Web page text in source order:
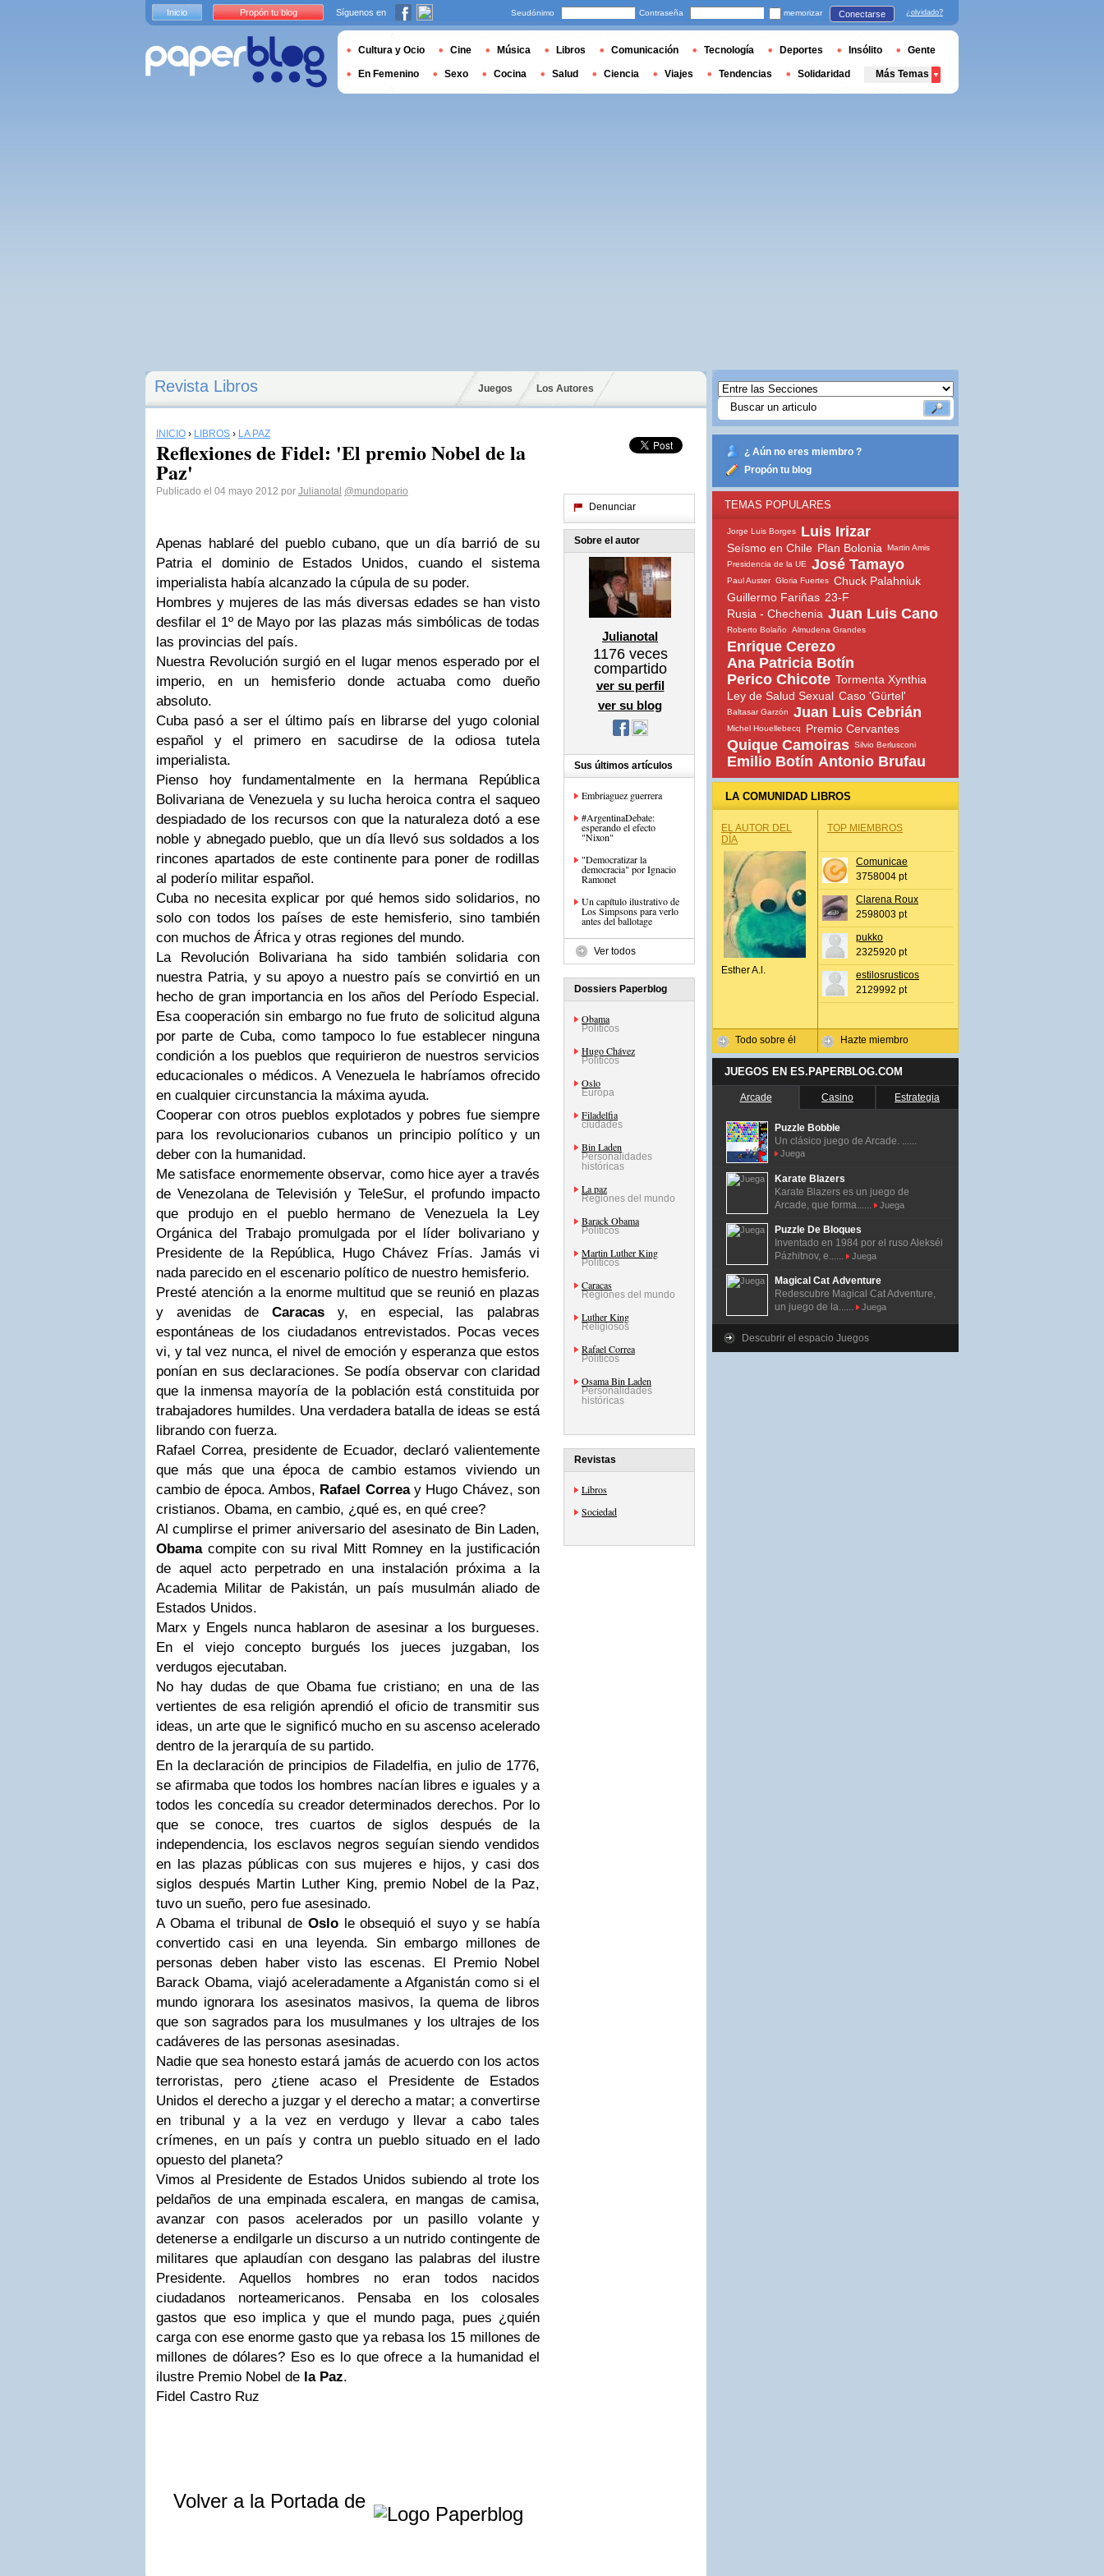
Revista Libros Juegos Los Autores
INICIO › LIBROS › LA PAZ
Reflexiones de Fidel: 'El premio Nobel de la
Paz'
Publicado el 04 mayo 2012 por Julianotal @mundopario
Apenas hablaré del pueblo cubano, que un día barrió de su
Patria el dominio de Estados Unidos, cuando el sistema
imperialista había alcanzado la cúpula de su poder.
Hombres y mujeres de las más diversas edades se han visto
desfilar el 1º de Mayo por las plazas más simbólicas de todas
las provincias del país.
Nuestra Revolución surgió en el lugar menos esperado por el
imperio, en un hemisferio donde actuaba como dueño
absoluto.
Cuba pasó a ser el último país en librarse del yugo colonial
español y el primero en sacudirse de la odiosa tutela
imperialista.
Pienso hoy fundamentalmente en la hermana República
Bolivariana de Venezuela y su lucha heroica contra el saqueo
despiadado de los recursos con que la naturaleza dotó a ese
noble y abnegado pueblo, que un día llevó sus soldados a los
rincones apartados de este continente para poner de rodillas
al poderío militar español.
Cuba no necesita explicar por qué hemos sido solidarios, no
solo con todos los países de este hemisferio, sino también
con muchos de África y otras regiones del mundo.
La Revolución Bolivariana ha sido también solidaria con
nuestra Patria, y su apoyo a nuestro país se convirtió en un
hecho de gran importancia en los años del Período Especial.
Esa cooperación sin embargo no fue fruto de solicitud alguna
por parte de Cuba, como tampoco lo fue establecer ninguna
condición a los pueblos que requirieron de nuestros servicios
educacionales o médicos. A Venezuela le habríamos ofrecido
en cualquier circunstancia la máxima ayuda.
Cooperar con otros pueblos explotados y pobres fue siempre
para los revolucionarios cubanos un principio político y un
deber con la humanidad.
Me satisface enormemente observar, como hice ayer a través
de Venezolana de Televisión y TeleSur, el profundo impacto
que produjo en el pueblo hermano de Venezuela la Ley
Orgánica del Trabajo promulgada por el líder bolivariano y
Presidente de la República, Hugo Chávez Frías. Jamás vi
nada parecido en el escenario político de nuestro hemisferio.
Presté atención a la enorme multitud que se reunió en plazas
y avenidas de Caracasy, en especial, las palabras
espontáneas de los ciudadanos entrevistados. Pocas veces
vi, y tal vez nunca, el nivel de emoción y esperanza que estos
ponían en sus declaraciones. Se podía observar con claridad
que la inmensa mayoría de la población está constituida por
trabajadores humildes. Una verdadera batalla de ideas se está
librando con fuerza.
Rafael Correa, presidente de Ecuador, declaró valientemente
que más que una época de cambio estamos viviendo un
cambio de época. Ambos, Rafael Correay Hugo Chávez, son
cristianos. Obama, en cambio, ¿qué es, en qué cree?
Al cumplirse el primer aniversario del asesinato de Bin Laden,
Obamacompite con su rival Mitt Romney en la justificación
de aquel acto perpetrado en una instalación próxima a la
Academia Militar de Pakistán, un país musulmán aliado de
Estados Unidos.
Marx y Engels nunca hablaron de asesinar a los burgueses.
En el viejo concepto burgués los jueces juzgaban, los
verdugos ejecutaban.
No hay dudas de que Obama fue cristiano; en una de las
vertientes de esa religión aprendió el oficio de transmitir sus
ideas, un arte que le significó mucho en su ascenso acelerado
dentro de la jerarquía de su partido.
En la declaración de principios de Filadelfia, en julio de 1776,
se afirmaba que todos los hombres nacían libres e iguales y a
todos les concedía su creador determinados derechos. Por lo
que se conoce, tres cuartos de siglos después de la
independencia, los esclavos negros seguían siendo vendidos
en las plazas públicas con sus mujeres e hijos, y casi dos
siglos después Martin Luther King, premio Nobel de la Paz,
tuvo un sueño, pero fue asesinado.
A Obama el tribunal de Oslole obsequió el suyo y se había
convertido casi en una leyenda. Sin embargo millones de
personas deben haber visto las escenas. El Premio Nobel
Barack Obama, viajó aceleradamente a Afganistán como si el
mundo ignorara los asesinatos masivos, la quema de libros
que son sagrados para los musulmanes y los ultrajes de los
cadáveres de las personas asesinadas.
Nadie que sea honesto estará jamás de acuerdo con los actos
terroristas, pero ¿tiene acaso el Presidente de Estados
Unidos el derecho a juzgar y el derecho a matar; a convertirse
en tribunal y a la vez en verdugo y llevar a cabo tales
crímenes, en un país y contra un pueblo situado en el lado
opuesto del planeta?
Vimos al Presidente de Estados Unidos subiendo al trote los
peldaños de una empinada escalera, en mangas de camisa,
avanzar con pasos acelerados por un pasillo volante y
detenerse a endilgarle un discurso a un nutrido contingente de
militares que aplaudían con desgano las palabras del ilustre
Presidente. Aquellos hombres no eran todos nacidos
ciudadanos norteamericanos. Pensaba en los colosales
gastos que eso implica y que el mundo paga, pues ¿quién
carga con ese enorme gasto que ya rebasa los 15 millones de
millones de dólares? Eso es lo que ofrece a la humanidad el
ilustre Premio Nobel de la Paz.
Fidel Castro Ruz
Volver a la Portada de
Denunciar
Sobre el autor
Julianotal
1176veces
compartido
ver su perfil
ver su blog
Sus últimos artículos
Embriaguez guerrera
#ArgentinaDebate:
esperando el efecto
"Nixon"
"Democratizar la
democracia" por Ignacio
Ramonet
Un capítulo ilustrativo de
Los Simpsons para verlo
antes del ballotage
Ver todos
Dossiers Paperblog
Obama
Políticos
Hugo Chávez
Políticos
Oslo
Europa
Filadelfia
ciudades
Bin Laden
Personalidades
históricas
La paz
Regiones del mundo
Barack Obama
Políticos
Martin Luther King
Políticos
Caracas
Regiones del mundo
Luther King
Religiosos
Rafael Correa
Políticos
Osama Bin Laden
Personalidades
históricas
Revistas
Libros
Sociedad
¿ Aún no eres miembro ?
Propón tu blog
TEMAS POPULARES
Jorge Luis Borges Luis Irizar
Seísmo en Chile Plan Bolonia
Martin Amis
Presidencia de la UE
José Tamayo
Paul Auster Gloria Fuertes Chuck Palahniuk
Guillermo Fariñas 23-F
Rusia - Chechenia Juan Luis Cano
Roberto Bolaño Almudena Grandes
Enrique Cerezo
Ana Patricia Botín
Perico Chicote Tormenta Xynthia
Ley de Salud Sexual Caso 'Gürtel'
Baltasar Garzón Juan Luis Cebrián
Michel Houellebecq Premio Cervantes
Quique Camoiras Silvio Berlusconi
Emilio Botín Antonio Brufau
LA COMUNIDAD LIBROS
EL AUTOR DEL
DÍA
Esther A.l.
Todo sobre él
TOP MIEMBROS
Comunicae
3758004 pt
Clarena Roux
2598003 pt
pukko
2325920 pt
estilosrusticos
2129992 pt
Hazte miembro
JUEGOS EN ES.PAPERBLOG.COM
Arcade Casino Estrategia
Puzzle Bobble
Un clásico juego de Arcade. ......
Juega
Karate Blazers
Karate Blazers es un juego de
Arcade, que forma......
Juega
Puzzle De Bloques
Inventado en 1984 por el ruso Alekséi
Pázhitnov, e......
Juega
Magical Cat Adventure
Redescubre Magical Cat Adventure,
un juego de la......
Juega
Descubrir el espacio Juegos
Inicio Propón tu blog Síguenos en Seudónimo Contraseña memorizar Conectarse ¿olvidado?
Cultura y Ocio Cine Música Libros Comunicación Tecnología Deportes Insólito Gente
En Femenino Sexo Cocina Salud Ciencia Viajes Tendencias Solidaridad Más Temas